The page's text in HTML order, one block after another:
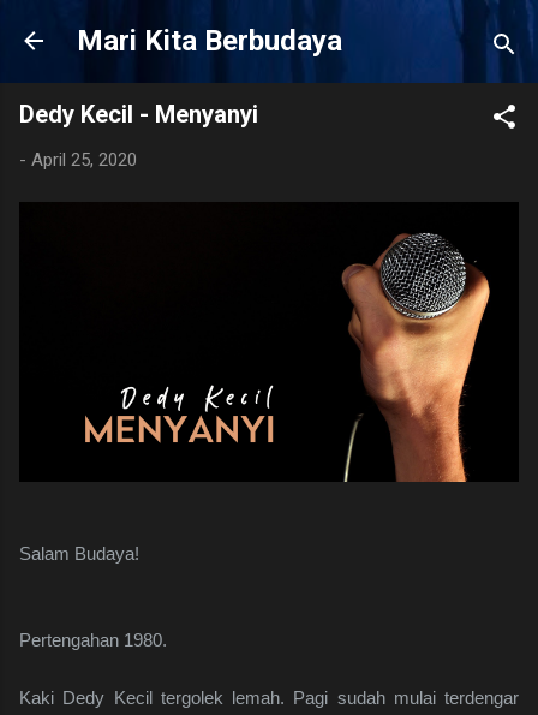
Langsung ke konten utama
Mari Kita Berbudaya
Dedy Kecil - Menyanyi
- April 25, 2020
Salam Budaya!
Pertengahan 1980.
Kaki Dedy Kecil tergolek lemah. Pagi sudah mulai terdengar